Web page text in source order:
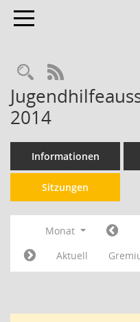
Toggle navigation
RSS-Feed
2014
Informationen
Sitzungen
Monat
Aktuell